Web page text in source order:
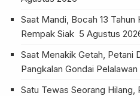
Saat Mandi, Bocah 13 Tahun
Rempak Siak 5 Agustus
Saat Menakik Getah, Petani
Pangkalan Gondai Pelalawan
Satu Tewas Seorang